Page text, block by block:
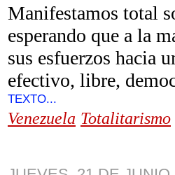
Manifestamos total
esperando que a la
sus esfuerzos hacia
efectivo, libre,
TEXTO...
Venezuela Totalitarismo